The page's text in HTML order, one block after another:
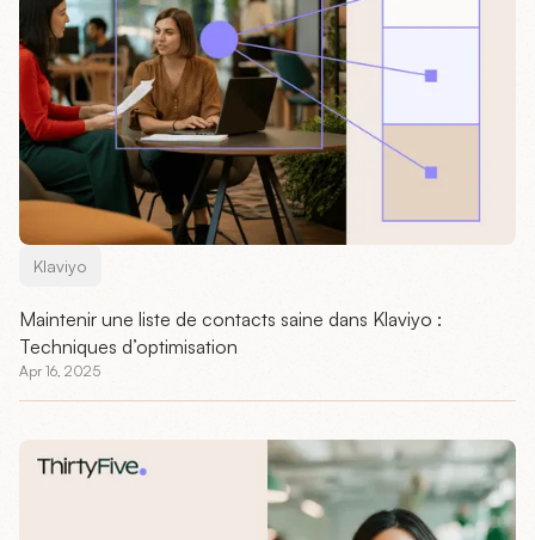
Klaviyo
Maintenir une liste de contacts saine dans Klaviyo :
Techniques d’optimisation
Apr 16, 2025